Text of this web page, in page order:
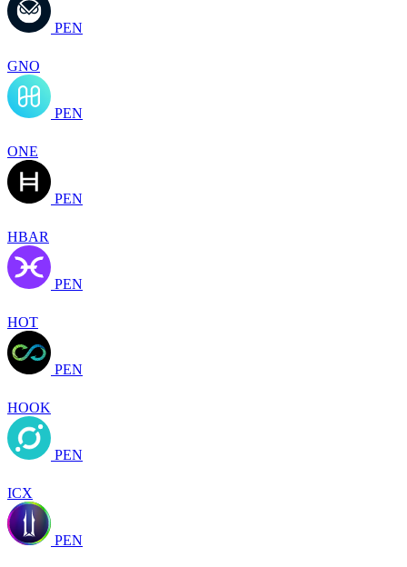
PEN
GNO
PEN
ONE
PEN
HBAR
PEN
HOT
PEN
HOOK
PEN
ICX
PEN